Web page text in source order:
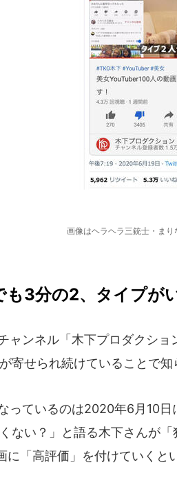
画像はヘラヘラ三銃士・ま
も3分の2、タイプが
ャンネル「木下プロダクシ
寄せられ続けていることで知
っているのは2020年6月10日
ない？」と語る木下さんが
に「高評価」を付けていくと